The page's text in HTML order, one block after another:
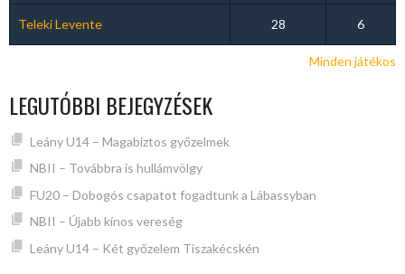
Teleki Levente 28 6
Minden játékos
LEGUTÓBBI BEJEGYZÉSEK
Leány U14 – Magabiztos győzelmek
NBII – Továbbra is hullámvölgy
FU20 – Dobogós csapatot fogadtunk a Lábassyban
NBII – Újabb kínos vereség
Leány U14 – Két győzelem Tiszakécskén